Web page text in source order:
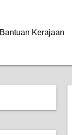
Bantuan Kerajaan